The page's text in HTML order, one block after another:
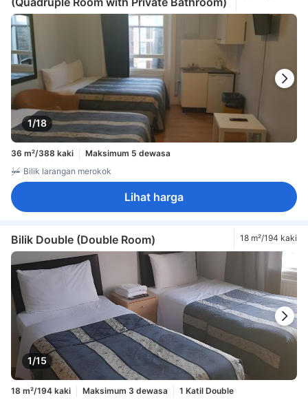
1/18
36 m²/388 kaki
Maksimum 5 dewasa
Bilik larangan merokok
Lihat harga
Bilik Double (Double Room) 18 m²/194 kaki
1/15
18 m²/194 kaki Maksimum 3 dewasa
1 Katil Double